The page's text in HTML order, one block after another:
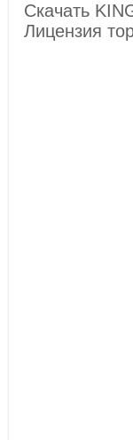
Скачать
Лицензия